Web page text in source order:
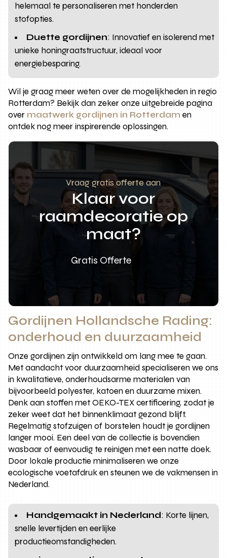
helemaal te personaliseren met honderden
stofopties.
Duette gordijnen: Innovatief en isolerend met
unieke honingraatstructuur, ideaal voor
energiebesparing.
Wil je graag meer weten over de mogelijkheden in regio
Rotterdam? Bekijk dan zeker onze uitgebreide pagina
over maatwerk gordijnen in Rotterdam en
ontdek nog meer inspirerende oplossingen.
Vraag gratis offerte aan
Klaar voor
raamdecoratie op
maat?
Gratis Offerte
Gordijnen Hollandsche Rading:
onderhoud en duurzaamheid
Onze gordijnen zijn ontwikkeld om lang mee te gaan.
Met aandacht voor duurzaamheid specialiseren we ons
in kwalitatieve, onderhoudsarme materialen van
bijvoorbeeld polyester, katoen en duurzame mixen.
Denk aan stoffen met OEKO-TEX certificering, zodat je
zeker weet dat het binnenklimaat gezond blijft.
Regelmatig stofzuigen of borstelen houdt je gordijnen
langer mooi. Een deel van de collectie is bovendien
wasbaar of eenvoudig te reinigen met een natte doek.
Door lokale productie minimaliseren we onze
ecologische voetafdruk en steunen we de vakmensen in
Nederland.
Handgemaakt in Nederland: Korte lijnen,
snelle levertijden en eerlijke
productieomstandigheden.